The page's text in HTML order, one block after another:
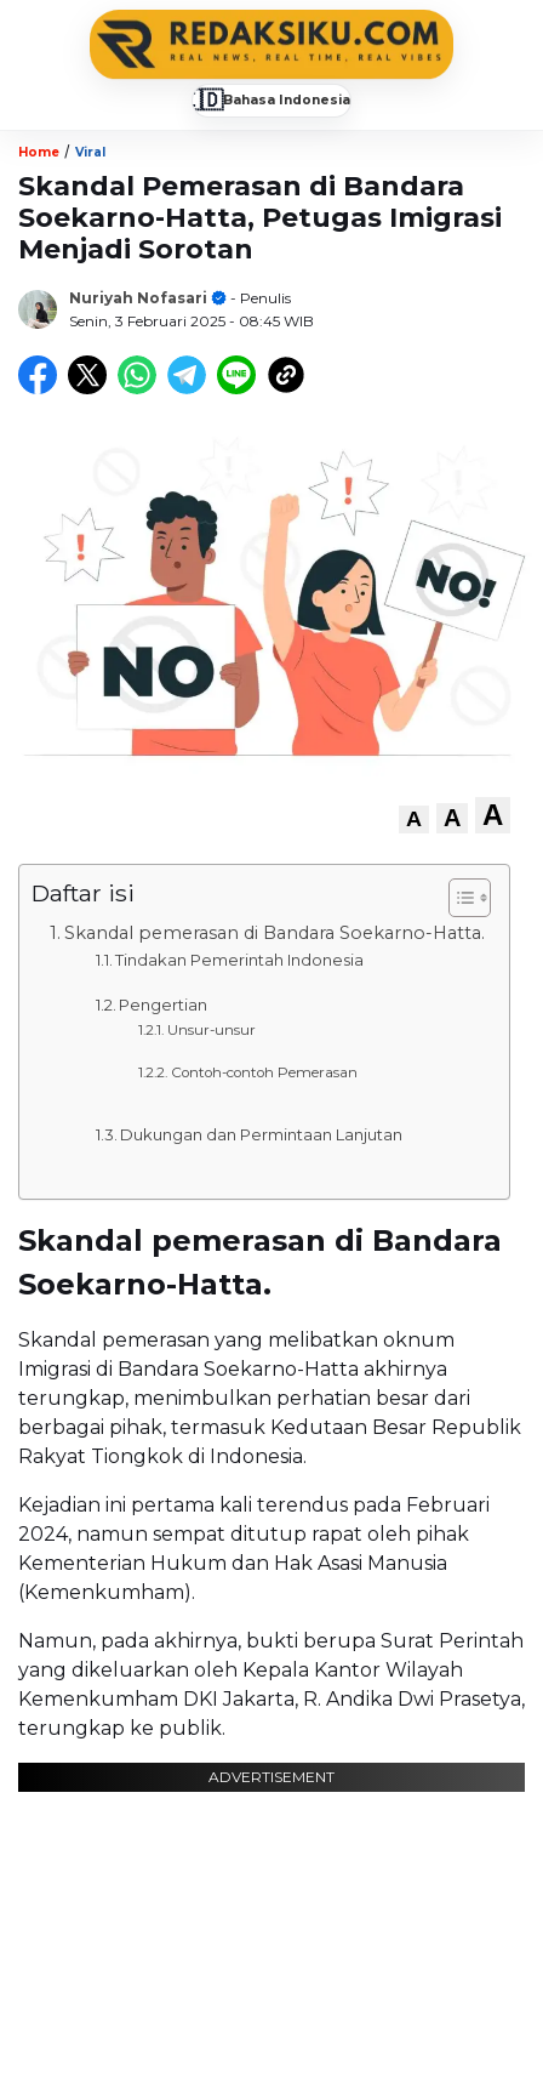
🇮🇩Bahasa Indonesia
Home / Viral
Skandal Pemerasan di Bandara
Soekarno-Hatta, Petugas Imigrasi
Menjadi Sorotan
Nuriyah Nofasari
- Penulis
Senin, 3 Februari 2025 - 08:45 WIB
A A A
Daftar isi
Skandal pemerasan di Bandara Soekarno-Hatta.
Tindakan Pemerintah Indonesia
Pengertian
Unsur-unsur
Contoh-contoh Pemerasan
Dukungan dan Permintaan Lanjutan
Skandal pemerasan di Bandara
Soekarno-Hatta.
Skandal pemerasan yang melibatkan oknum
Imigrasi di Bandara Soekarno-Hatta akhirnya
terungkap, menimbulkan perhatian besar dari
berbagai pihak, termasuk Kedutaan Besar Republik
Rakyat Tiongkok di Indonesia.
Kejadian ini pertama kali terendus pada Februari
2024, namun sempat ditutup rapat oleh pihak
Kementerian Hukum dan Hak Asasi Manusia
(Kemenkumham).
Namun, pada akhirnya, bukti berupa Surat Perintah
yang dikeluarkan oleh Kepala Kantor Wilayah
Kemenkumham DKI Jakarta, R. Andika Dwi Prasetya,
terungkap ke publik.
ADVERTISEMENT